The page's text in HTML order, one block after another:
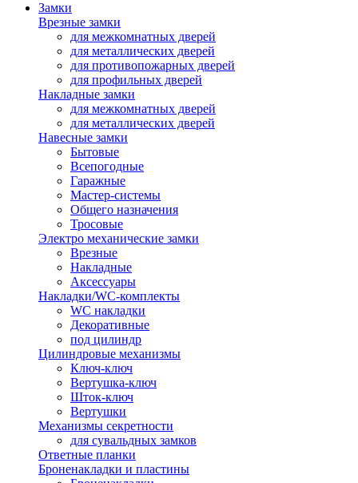
Замки
Врезные замки
для межкомнатных дверей
для металлических дверей
для противопожарных дверей
для профильных дверей
Накладные замки
для межкомнатных дверей
для металлических дверей
Навесные замки
Бытовые
Всепогодные
Гаражные
Мастер-системы
Общего назначения
Тросовые
Электро механические замки
Врезные
Накладные
Аксессуары
Накладки/WC-комплекты
WC накладки
Декоративные
под цилиндр
Цилиндровые механизмы
Ключ-ключ
Вертушка-ключ
Шток-ключ
Вертушки
Механизмы секретности
для сувальдных замков
Ответные планки
Броненакладки и пластины